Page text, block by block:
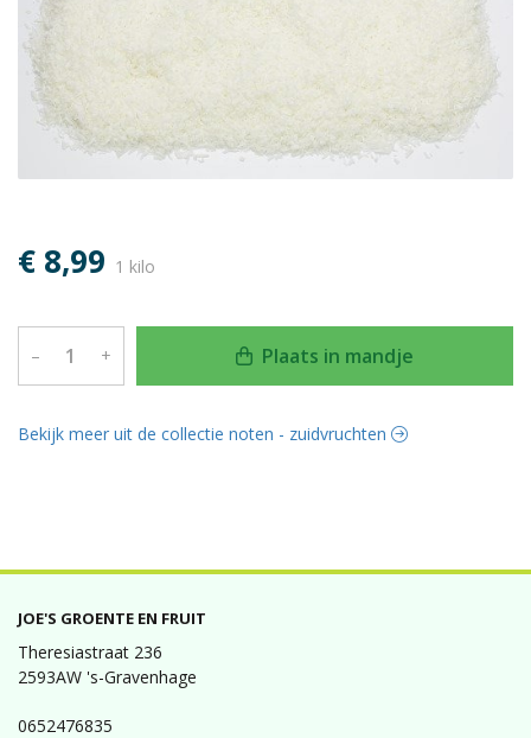
€ 8,99 1 kilo
– + Plaats in mandje
Bekijk meer uit de collectie noten - zuidvruchten
JOE'S GROENTE EN FRUIT
Theresiastraat 236
2593AW 's-Gravenhage
0652476835